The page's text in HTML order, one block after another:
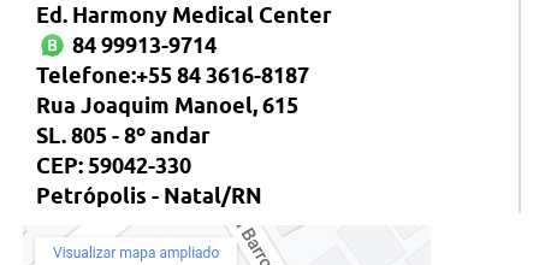
Ed. Harmony Medical Center
84 99913-9714
Telefone:+55 84 3616-8187
Rua Joaquim Manoel, 615
SL. 805 - 8º andar
CEP: 59042-330
Petrópolis - Natal/RN